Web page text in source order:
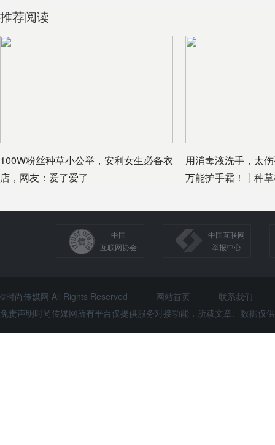
推荐阅读
100W粉丝种草小公举，安利女生必备衣
店，网友：爱了爱了
用消毒液洗手，太
万能护手霜！丨种
中国
互联网协会
中国互联网
举报中心
©时尚传媒网 All Rights Reserved 网站首页
联系我们
免责声明时尚传媒网所有平台仅提供服务对接功能，所载文章、数据